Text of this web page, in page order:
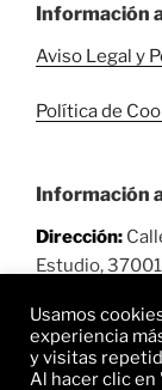
Información
Aviso Legal y
Política de
Información
Dirección:
Estudio,
Teléfono:923
E-mail:
Usamos
experiencia
y visitas
Al hacer clic en